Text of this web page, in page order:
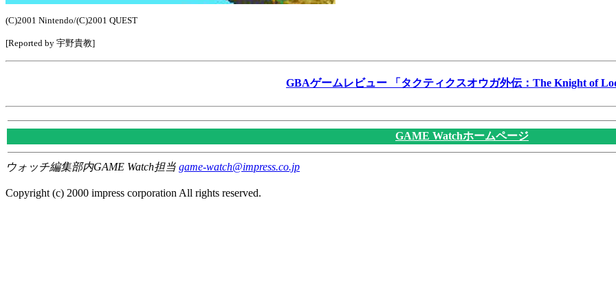
(C)2001 Nintendo/(C)2001 QUEST
[Reported by 宇野貴教]
GBAゲームレビュー 「タクティクスオウガ外伝：The Knight of
GAME Watchホームページ
ウォッチ編集部内GAME Watch担当 game-watch@impress.co.jp
Copyright (c) 2000 impress corporation All rights reserved.